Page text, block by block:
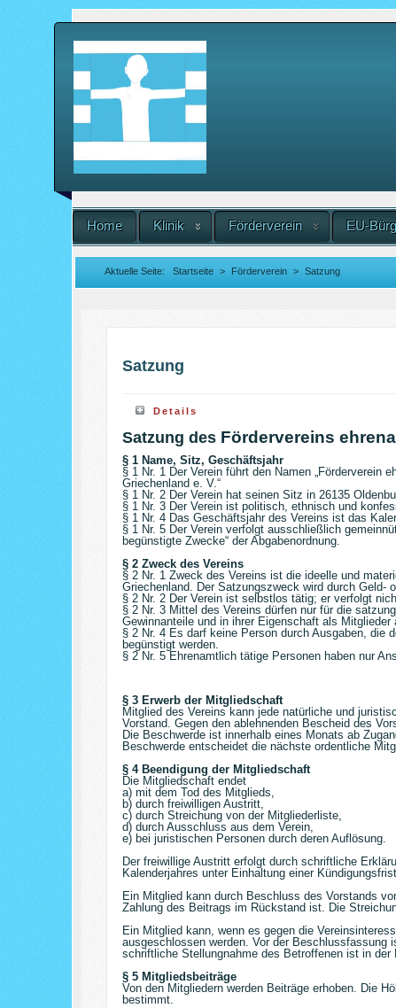
Home Klinik Förderverein EU-
Aktuelle Seite:Startseite > Förderverein > Satzung
Satzung
Details
Satzung des Fördervereins
§ 1 Name, Sitz, Geschäftsjahr
§ 1 Nr. 1 Der Verein führt den Namen „Förderverein
Griechenland e. V.“
§ 1 Nr. 2 Der Verein hat seinen Sitz in 26135
§ 1 Nr. 3 Der Verein ist politisch, ethnisch und
§ 1 Nr. 4 Das Geschäftsjahr des Vereins ist das
§ 1 Nr. 5 Der Verein verfolgt ausschließlich
begünstigte Zwecke“ der Abgabenordnung.
§ 2 Zweck des Vereins
§ 2 Nr. 1 Zweck des Vereins ist die ideelle und
Griechenland. Der Satzungszweck wird durch Geld-
§ 2 Nr. 2 Der Verein ist selbstlos tätig; er verfolgt
§ 2 Nr. 3 Mittel des Vereins dürfen nur für die
Gewinnanteile und in ihrer Eigenschaft als
§ 2 Nr. 4 Es darf keine Person durch Ausgaben, die
begünstigt werden.
§ 2 Nr. 5 Ehrenamtlich tätige Personen haben nur
§ 3 Erwerb der Mitgliedschaft
Mitglied des Vereins kann jede natürliche und
Vorstand. Gegen den ablehnenden Bescheid des
Die Beschwerde ist innerhalb eines Monats ab
Beschwerde entscheidet die nächste ordentliche
§ 4 Beendigung der Mitgliedschaft
Die Mitgliedschaft endet
a) mit dem Tod des Mitglieds,
b) durch freiwilligen Austritt,
c) durch Streichung von der Mitgliederliste,
d) durch Ausschluss aus dem Verein,
e) bei juristischen Personen durch deren Auflösung.
Der freiwillige Austritt erfolgt durch schriftliche
Kalenderjahres unter Einhaltung einer
Ein Mitglied kann durch Beschluss des Vorstands
Zahlung des Beitrags im Rückstand ist. Die
Ein Mitglied kann, wenn es gegen die
ausgeschlossen werden. Vor der
schriftliche Stellungnahme des Betroffenen ist in
§ 5 Mitgliedsbeiträge
Von den Mitgliedern werden Beiträge erhoben. Die
bestimmt.